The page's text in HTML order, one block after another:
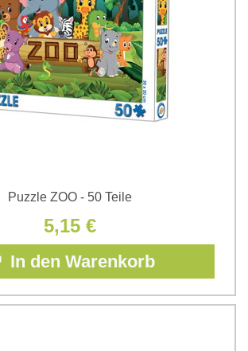
Puzzle ZOO - 50 Teile
5,15 €
In den Warenkorb